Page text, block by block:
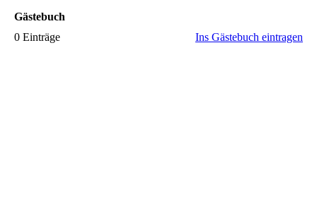
Gästebuch
0 Einträge
Ins Gästebuch eintragen